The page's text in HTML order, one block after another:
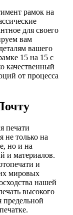
рамок на
для своего
вам
вашего
15 на 15 с
качественный
от процесса
печати
не только на
но и на
и материалов.
и
мировых
нашей
высокого
предельной